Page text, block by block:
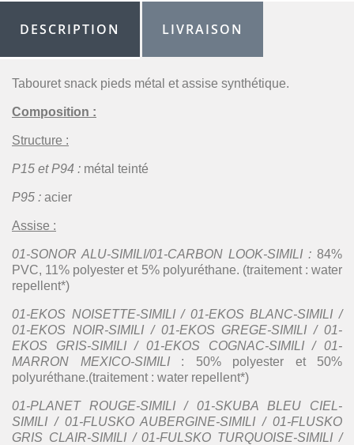
DESCRIPTION LIVRAISON
Tabouret snack pieds métal et assise synthétique.
Composition :
Structure :
P15 et P94 : métal teinté
P95 : acier
Assise :
01-SONOR ALU-SIMILI/01-CARBON LOOK-SIMILI : 84%
PVC, 11% polyester et 5% polyuréthane. (traitement : water
repellent*)
01-EKOS NOISETTE-SIMILI / 01-EKOS BLANC-SIMILI /
01-EKOS NOIR-SIMILI / 01-EKOS GREGE-SIMILI / 01-
EKOS GRIS-SIMILI / 01-EKOS COGNAC-SIMILI / 01-
MARRON MEXICO-SIMILI: 50% polyester et 50%
polyuréthane.(traitement : water repellent*)
01-PLANET ROUGE-SIMILI / 01-SKUBA BLEU CIEL-
SIMILI / 01-FLUSKO AUBERGINE-SIMILI / 01-FLUSKO
GRIS CLAIR-SIMILI / 01-FULSKO TURQUOISE-SIMILI /